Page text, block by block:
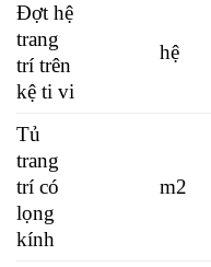
Đợt hệ
trang
trí trên
kệ ti vi
hệ
Tủ
trang
trí có
lọng
kính
m2